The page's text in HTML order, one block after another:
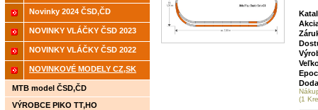
(1
Novinky 2024 ČSD,ČD
NOVINKY VLÁČKY ČSD 2023
NOVINKY VLÁČKY ČSD 2022
NOVINKOVÉ MODELY CZ,SK
2021
MTB model ČSD,ČD
VÝROBCE PIKO TT,HO